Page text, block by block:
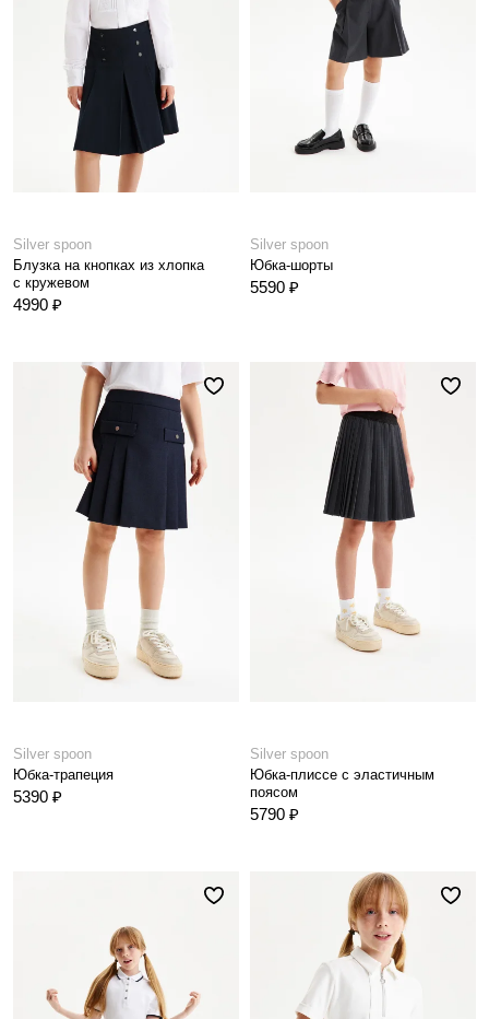
Silver spoon
Блузка на кнопках из хлопка
с кружевом
4990 ₽
Silver spoon
Юбка-шорты
5590 ₽
Silver spoon
Юбка-трапеция
5390 ₽
Silver spoon
Юбка-плиссе с эластичным
поясом
5790 ₽